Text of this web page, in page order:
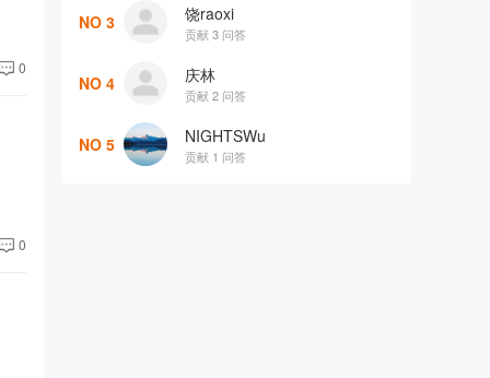
0
0
NO 3 饶raoxi
贡献 3 问答
NO 4 庆林
贡献 2 问答
NO 5 NIGHTSWu
贡献 1 问答